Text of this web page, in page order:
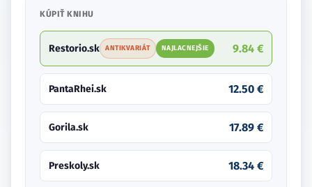
KÚPIŤ KNIHU
Restorio.sk ANTIKVARIÁT NAJLACNEJŠIE 9.84 €
PantaRhei.sk 12.50 €
Gorila.sk 17.89 €
Preskoly.sk 18.34 €